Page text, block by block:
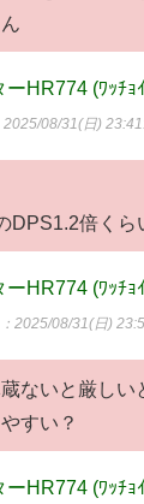
HR774 (ﾜｯﾁｮ
2025/08/31(日)
DPS1.2倍くら
HR774 (ﾜｯﾁｮ
：2025/08/31(日)
ないと厳しい
すい？
HR774 (ﾜｯﾁｮ